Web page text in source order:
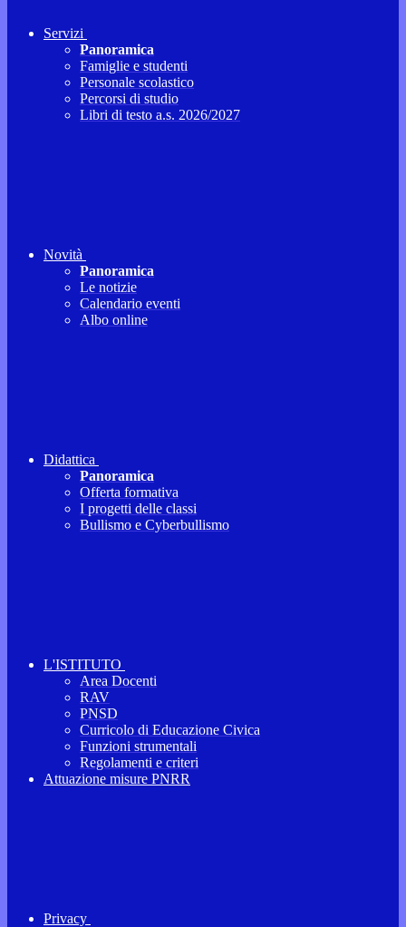
Servizi
Panoramica
Famiglie e studenti
Personale scolastico
Percorsi di studio
Libri di testo a.s. 2026/2027
Novità
Panoramica
Le notizie
Calendario eventi
Albo online
Didattica
Panoramica
Offerta formativa
I progetti delle classi
Bullismo e Cyberbullismo
L'ISTITUTO
Area Docenti
RAV
PNSD
Curricolo di Educazione Civica
Funzioni strumentali
Regolamenti e criteri
Attuazione misure PNRR
Privacy